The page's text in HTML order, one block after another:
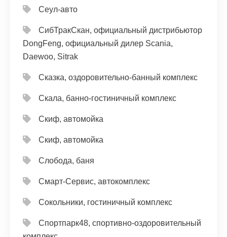
Сеул-авто
СибТракСкан, официальный дистрибьютор
DongFeng, официальный дилер Scania,
Daewoo, Sitrak
Сказка, оздоровительно-банный комплекс
Скала, банно-гостиничный комплекс
Скиф, автомойка
Скиф, автомойка
Слобода, баня
Смарт-Сервис, автокомплекс
Сокольники, гостиничный комплекс
Спортпарк48, спортивно-оздоровительный